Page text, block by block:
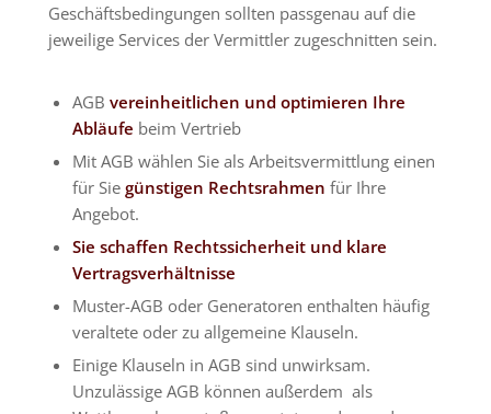
Geschäftsbedingungen sollten passgenau auf die
jeweilige Services der Vermittler zugeschnitten sein.
AGBvereinheitlichen und optimieren Ihre
Abläufe beim Vertrieb
Mit AGB wählen Sie als Arbeitsvermittlung einen
für Siegünstigen Rechtsrahmenfür Ihre
Angebot.
Sie schaffen Rechtssicherheit und klare
Vertragsverhältnisse
Muster-AGB oder Generatoren enthalten häufig
veraltete oder zu allgemeine Klauseln.
Einige Klauseln in AGB sind unwirksam.
Unzulässige AGB können außerdem als